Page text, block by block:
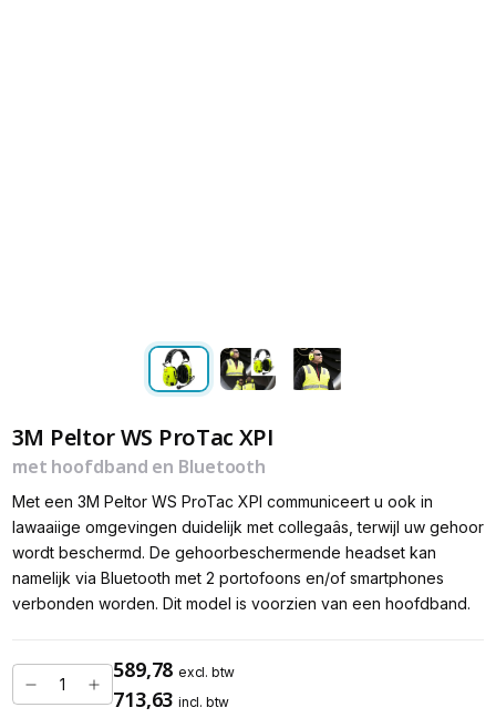
3M Peltor WS ProTac XPI
met hoofdband en Bluetooth
Met een 3M Peltor WS ProTac XPI communiceert u ook in
lawaaiige omgevingen duidelijk met collegaâs, terwijl uw gehoor
wordt beschermd. De gehoorbeschermende headset kan
namelijk via Bluetooth met 2 portofoons en/of smartphones
verbonden worden. Dit model is voorzien van een hoofdband.
589,78 excl. btw
713,63 incl. btw